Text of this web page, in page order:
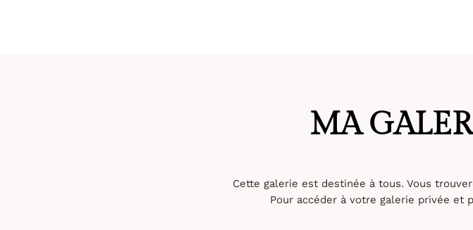
MA
Cette galerie est destinée à tous. Vous
Pour accéder à votre galerie privée et